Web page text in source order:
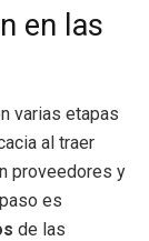
en las
varias etapas
al traer
proveedores y
es
de las